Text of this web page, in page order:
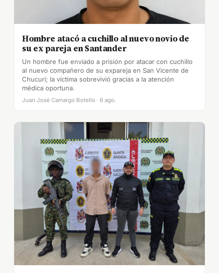
Hombre atacó a cuchillo al nuevo novio de
su ex pareja en Santander
Un hombre fue enviado a prisión por atacar con cuchillo
al nuevo compañero de su expareja en San Vicente de
Chucurí; la víctima sobrevivió gracias a la atención
médica oportuna.
Juan José Camargo Botello · 6 ago.